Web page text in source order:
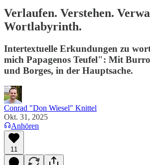
Verlaufen. Verstehen.
Wortlabyrinth.
Intertextuelle Erkundungen zu
mich Papagenos Teufel": Mit
und Borges, in der Hauptsache.
Conrad "Don Wiesel" Knittel
Okt. 31, 2025
Anhören
11